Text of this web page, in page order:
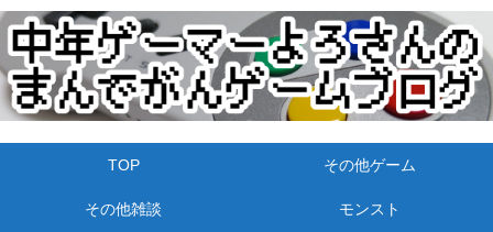
TOP その他ゲーム
その他雑談 モンスト